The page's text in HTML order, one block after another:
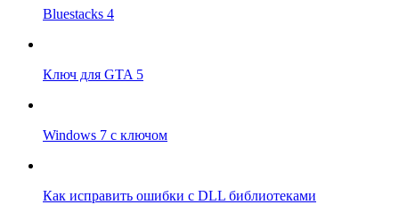
Bluestacks 4
Ключ для GTA 5
Windows 7 с ключом
Как исправить ошибки с DLL библиотеками